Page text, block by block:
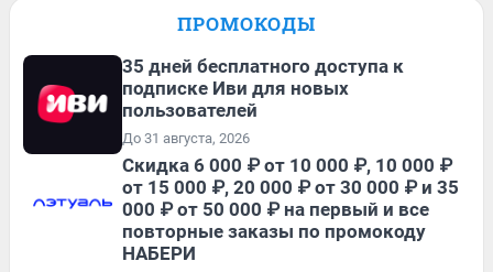
ПРОМОКОДЫ
35 дней бесплатного доступа к
подписке Иви для новых
пользователей
До 31 августа, 2026
Скидка 6 000 ₽ от 10 000 ₽, 10 000 ₽
от 15 000 ₽, 20 000 ₽ от 30 000 ₽ и 35
000 ₽ от 50 000 ₽ на первый и все
повторные заказы по промокоду
НАБЕРИ